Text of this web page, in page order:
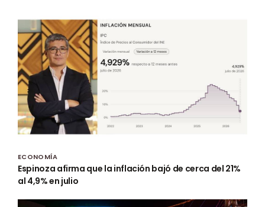
ECONOMÍA
Espinoza afirma que la inflación bajó de cerca del 21%
al 4,9% en julio